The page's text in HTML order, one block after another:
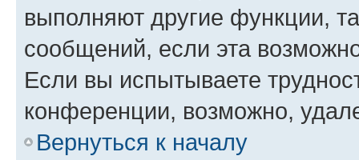
выполняют другие функции,
сообщений, если эта
Если вы испытываете
конференции, возможно,
Вернуться к началу